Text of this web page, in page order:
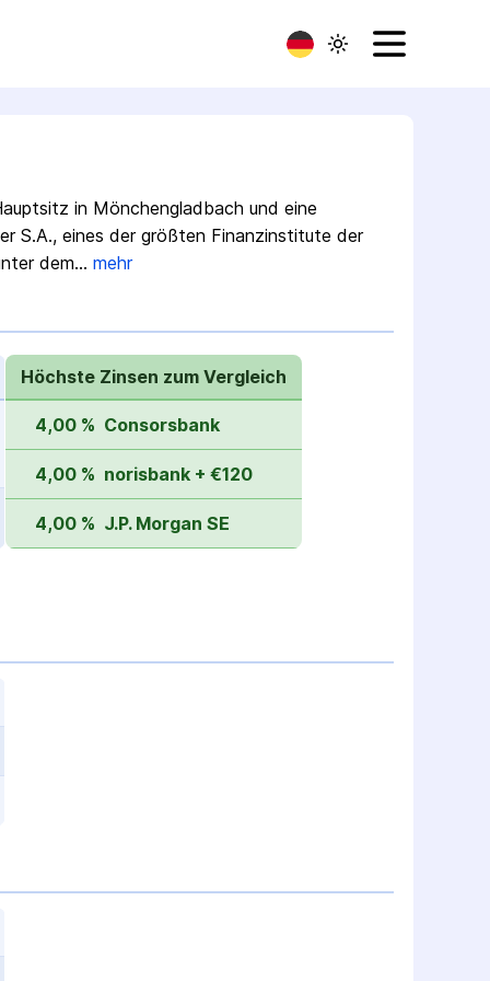
in Mönchengladbach und eine
S.A., eines der größten Finanz­institute der
dem… mehr
Höchste Zinsen zum Vergleich
4,00 % Consorsbank
4,00 % norisbank + €120
4,00 % J.P. Morgan SE